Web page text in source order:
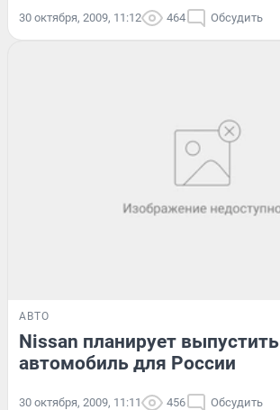
30 октября, 2009, 11:12 464 Обсудить
АВТО
Nissan планирует выпустить
автомобиль для России
30 октября, 2009, 11:11 456 Обсудить